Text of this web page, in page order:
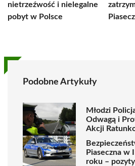
nietrzeźwość i nielegalne
pobyt w Polsce
Podobne Artykuły
Młodzi
Odwagą i
Akcji
Piaseczna w
roku –